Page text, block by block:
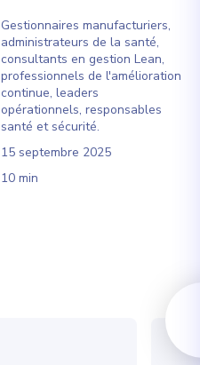
Gestionnaires manufacturiers,
administrateurs de la santé,
consultants en gestion Lean,
professionnels de l'amélioration
continue, leaders
opérationnels, responsables
santé et sécurité.
15 septembre 2025
10 min